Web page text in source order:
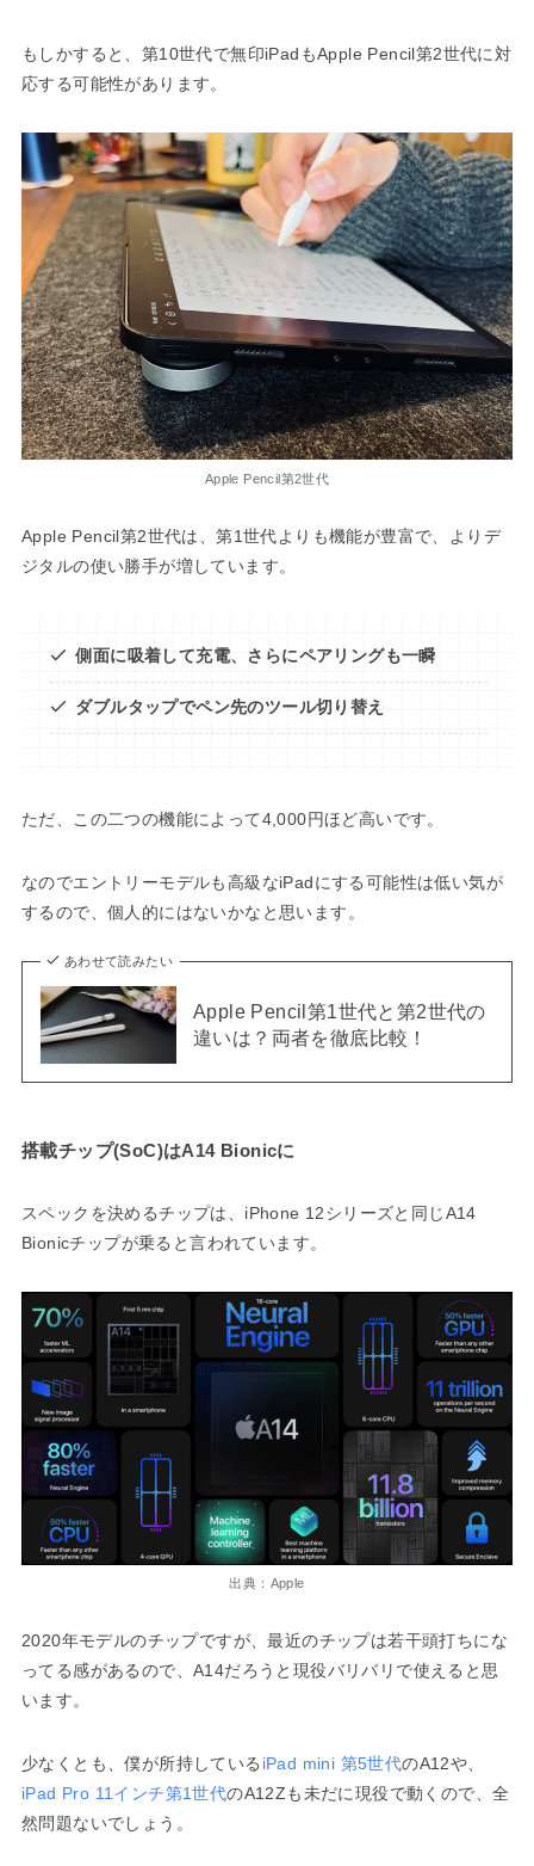
もしかすると、第10世代で無印iPadもApple Pencil第2世代に対
応する可能性があります。
Apple Pencil第2世代
Apple Pencil第2世代は、第1世代よりも機能が豊富で、よりデ
ジタルの使い勝手が増しています。
側面に吸着して充電、さらにペアリングも一瞬
ダブルタップでペン先のツール切り替え
ただ、この二つの機能によって4,000円ほど高いです。
なのでエントリーモデルも高級なiPadにする可能性は低い気が
するので、個人的にはないかなと思います。
あわせて読みたい
Apple Pencil第1世代と第2世代の
違いは？両者を徹底比較！
搭載チップ(SoC)はA14 Bionicに
スペックを決めるチップは、iPhone 12シリーズと同じA14
Bionicチップが乗ると言われています。
出典：Apple
2020年モデルのチップですが、最近のチップは若干頭打ちにな
ってる感があるので、A14だろうと現役バリバリで使えると思
います。
少なくとも、僕が所持している iPad mini 第5世代のA12や、
iPad Pro 11インチ第1世代のA12Zも未だに現役で動くので、全
然問題ないでしょう。